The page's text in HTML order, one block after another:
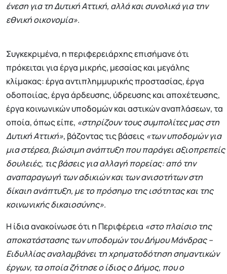
ένεση για τη Δυτική Αττική, αλλά και συνολικά για την
εθνική οικονομία».
Συγκεκριμένα, η περιφερειάρχης επισήμανε ότι
πρόκειται για έργα μικρής, μεσαίας και μεγάλης
κλίμακας: έργα αντιπλημμυρικής προστασίας, έργα
οδοποιίας, έργα άρδευσης, ύδρευσης και αποχέτευσης,
έργα κοινωνικών υποδομών και αστικών αναπλάσεων, τα
οποία, όπως είπε, «στηρίζουν τους συμπολίτες μας στη
Δυτική Αττική», βάζοντας τις βάσεις «των υποδομών για
μια στέρεα, βιώσιμη ανάπτυξη που παράγει αξιοπρεπείς
δουλειές, τις βάσεις για αλλαγή πορείας: από την
αναπαραγωγή των αδικιών και των ανισοτήτων στη
δίκαιη ανάπτυξη, με το πρόσημο της ισότητας και της
κοινωνικής δικαιοσύνης».
Η ίδια ανακοίνωσε ότι η Περιφέρεια «στο πλαίσιο της
αποκατάστασης των υποδομών του Δήμου Μάνδρας –
Ειδυλλίας αναλαμβάνει τη χρηματοδότηση σημαντικών
έργων, τα οποία ζήτησε ο ίδιος ο Δήμος, που ο